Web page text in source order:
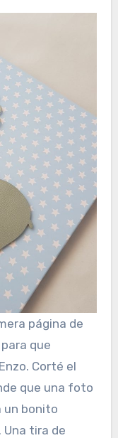
página de
que
Corté el
que una foto
un bonito
tira de